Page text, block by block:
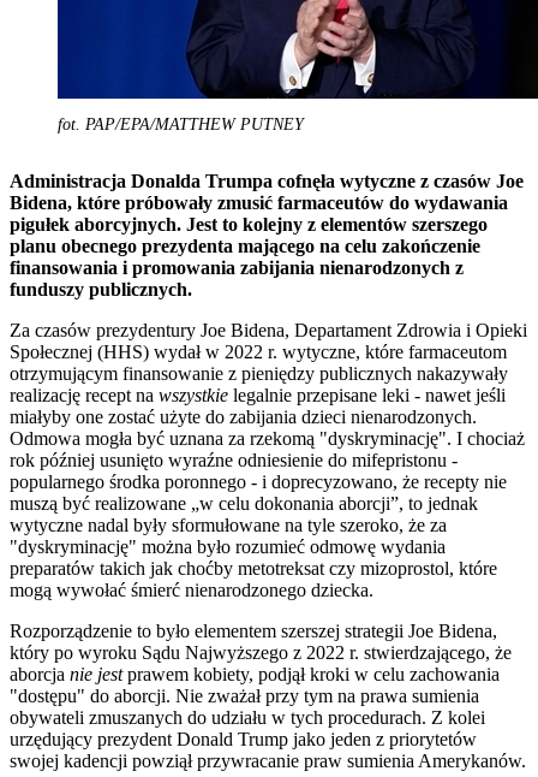
fot. PAP/EPA/MATTHEW PUTNEY
Administracja Donalda Trumpa cofnęła wytyczne z czasów Joe
Bidena, które próbowały zmusić farmaceutów do wydawania
pigułek aborcyjnych. Jest to kolejny z elementów szerszego
planu obecnego prezydenta mającego na celu zakończenie
finansowania i promowania zabijania nienarodzonych z
funduszy publicznych.
Za czasów prezydentury Joe Bidena, Departament Zdrowia i Opieki
Społecznej (HHS) wydał w 2022 r. wytyczne, które farmaceutom
otrzymującym finansowanie z pieniędzy publicznych nakazywały
realizację recept na wszystkie legalnie przepisane leki - nawet jeśli
miałyby one zostać użyte do zabijania dzieci nienarodzonych.
Odmowa mogła być uznana za rzekomą "dyskryminację". I chociaż
rok później usunięto wyraźne odniesienie do mifepristonu -
popularnego środka poronnego - i doprecyzowano, że recepty nie
muszą być realizowane „w celu dokonania aborcji”, to jednak
wytyczne nadal były sformułowane na tyle szeroko, że za
"dyskryminację" można było rozumieć odmowę wydania
preparatów takich jak choćby metotreksat czy mizoprostol, które
mogą wywołać śmierć nienarodzonego dziecka.
Rozporządzenie to było elementem szerszej strategii Joe Bidena,
który po wyroku Sądu Najwyższego z 2022 r. stwierdzającego, że
aborcja nie jestprawem kobiety, podjął kroki w celu zachowania
"dostępu" do aborcji. Nie zważał przy tym na prawa sumienia
obywateli zmuszanych do udziału w tych procedurach. Z kolei
urzędujący prezydent Donald Trump jako jeden z priorytetów
swojej kadencji powziął przywracanie praw sumienia Amerykanów.